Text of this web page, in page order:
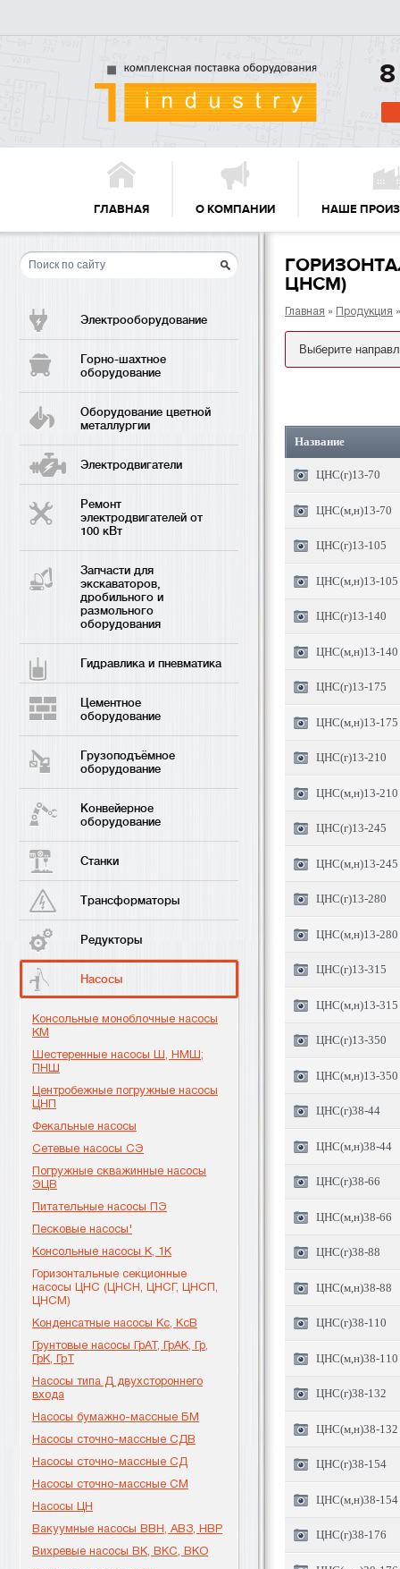
ГЛАВНАЯ О КОМПАНИИ НАШЕ
Электрооборудование
Горно-шахтное
оборудование
Оборудование цветной
металлургии
Электродвигатели
Ремонт
электродвигателей от
100 кВт
Запчасти для
экскаваторов,
дробильного и
размольного
оборудования
Гидравлика и пневматика
Цементное
оборудование
Грузоподъёмное
оборудование
Конвейерное
оборудование
Станки
Трансформаторы
Редукторы
Насосы
Консольные моноблочные насосы
КМ
Шестеренные насосы Ш, НМШ;
ПНШ
Центробежные погружные насосы
ЦНП
Фекальные насосы
Сетевые насосы СЭ
Погружные скважинные насосы
ЭЦВ
Питательные насосы ПЭ
Песковые насосы'
Консольные насосы К, 1К
Горизонтальные секционные
насосы ЦНС (ЦНСН, ЦНСГ, ЦНСП,
ЦНСМ)
Конденсатные насосы Кс, КсВ
Грунтовые насосы ГрАТ, ГрАК, Гр,
ГрК, ГрТ
Насосы типа Д двухстороннего
входа
Насосы бумажно-массные БМ
Насосы сточно-массные СДВ
Насосы сточно-массные СД
Насосы сточно-массные СМ
Насосы ЦН
Вакуумные насосы ВВН, АВЗ, НВР
Вихревые насосы ВК, ВКС, ВКО
ЦНСМ)
Главная » Продукция
Название
ЦНС(г)13-70
ЦНС(м,н)13-70
ЦНС(г)13-105
ЦНС(м,н)13-105
ЦНС(г)13-140
ЦНС(м,н)13-140
ЦНС(г)13-175
ЦНС(м,н)13-175
ЦНС(г)13-210
ЦНС(м,н)13-210
ЦНС(г)13-245
ЦНС(м,н)13-245
ЦНС(г)13-280
ЦНС(м,н)13-280
ЦНС(г)13-315
ЦНС(м,н)13-315
ЦНС(г)13-350
ЦНС(м,н)13-350
ЦНС(г)38-44
ЦНС(м,н)38-44
ЦНС(г)38-66
ЦНС(м,н)38-66
ЦНС(г)38-88
ЦНС(м,н)38-88
ЦНС(г)38-110
ЦНС(м,н)38-110
ЦНС(г)38-132
ЦНС(м,н)38-132
ЦНС(г)38-154
ЦНС(м,н)38-154
ЦНС(г)38-176